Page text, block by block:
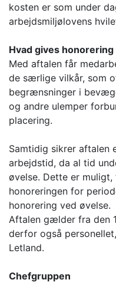
kosten er som under
arbejdsmiljølovens
Hvad gives
Med aftalen får
de særlige vilkår, som
begrænsninger i
og andre ulemper
placering.
Samtidig sikrer aftalen
arbejdstid, da al tid
øvelse. Dette er
honoreringen for
honorering ved øvelse.
Aftalen gælder fra den
derfor også
Letland.
Chefgruppen